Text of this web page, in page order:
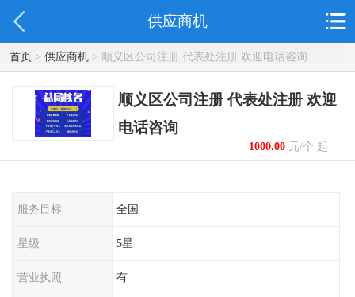
供应商机
首页> 供应商机> 顺义区公司注册 代表处注册 欢迎电话咨询
顺义区公司注册 代表处注册 欢迎
电话咨询
1000.00元/个 起
服务目标 全国
星级 5星
营业执照 有